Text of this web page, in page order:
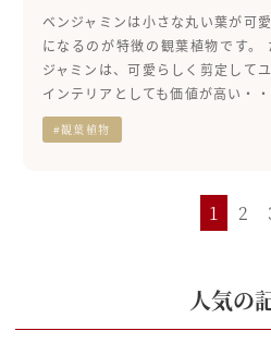
ベンジャミンは小さな丸い葉が可
になるのが特徴の観葉植物です。
ジャミンは、可愛らしく剪定して
インテリアとしても価値が高い・・
#観葉植物
1 2
人気の